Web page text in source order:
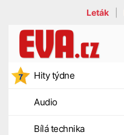
Leták
Hity týdne
Audio
Bílá technika